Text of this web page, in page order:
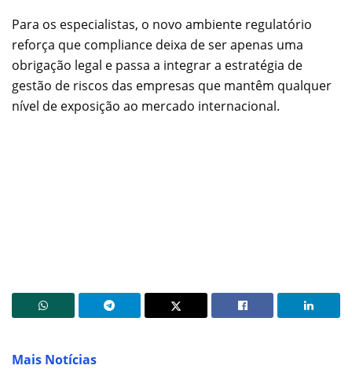
Para os especialistas, o novo ambiente regulatório
reforça que compliance deixa de ser apenas uma
obrigação legal e passa a integrar a estratégia de
gestão de riscos das empresas que mantêm qualquer
nível de exposição ao mercado internacional.
Mais Notícias